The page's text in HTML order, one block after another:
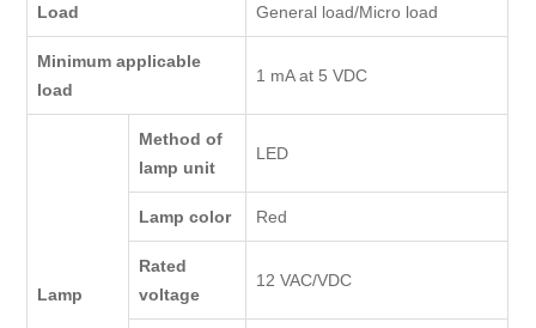
Load General load/Micro load
Minimum applicable
load
1 mA at 5 VDC
Lamp
Method of
lamp unit
LED
Lamp color Red
Rated
voltage
12 VAC/VDC